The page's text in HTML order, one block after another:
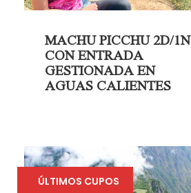
MACHU PICCHU 2D/1N
CON ENTRADA
GESTIONADA EN
AGUAS CALIENTES
ÚLTIMOS CUPOS